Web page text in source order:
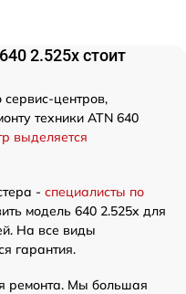
2.525x стоит
центров,
техники ATN 640
выделяется
- специалисты по
модель 640 2.525x для
На все виды
гарантия.
ремонта. Мы большая